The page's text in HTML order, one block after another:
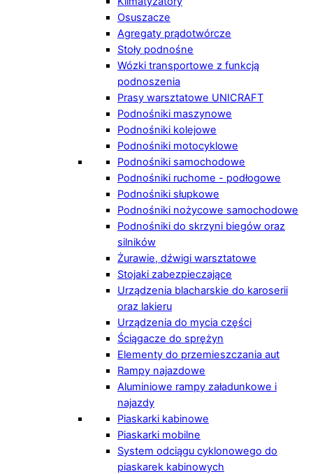
Osuszacze
Agregaty prądotwórcze
Stoły podnośne
Wózki transportowe z funkcją
podnoszenia
Prasy warsztatowe UNICRAFT
Podnośniki maszynowe
Podnośniki kolejowe
Podnośniki motocyklowe
Podnośniki samochodowe
Podnośniki ruchome - podłogowe
Podnośniki słupkowe
Podnośniki nożycowe samochodowe
Podnośniki do skrzyni biegów oraz
silników
Żurawie, dźwigi warsztatowe
Stojaki zabezpieczające
Urządzenia blacharskie do karoserii
oraz lakieru
Urządzenia do mycia części
Ściągacze do sprężyn
Elementy do przemieszczania aut
Rampy najazdowe
Aluminiowe rampy załadunkowe i
najazdy
Piaskarki kabinowe
Piaskarki mobilne
System odciągu cyklonowego do
piaskarek kabinowych